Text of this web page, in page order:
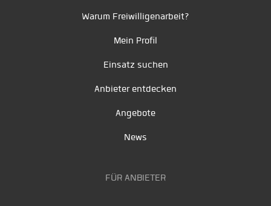
Warum Freiwilligenarbeit?
Mein Profil
Einsatz suchen
Anbieter entdecken
Angebote
News
FÜR ANBIETER